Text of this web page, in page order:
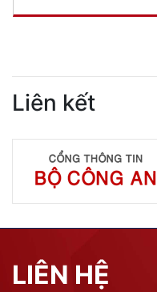
Liên kết
LIÊN HỆ